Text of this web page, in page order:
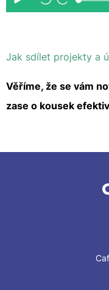
Jak sdílet projekty a
Věříme, že se vám
zase o kousek